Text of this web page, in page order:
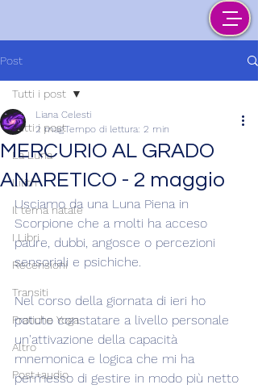
Post
Tutti i post
La Luna
Lilith
Il tema natale
I Libri
Recensioni
Transiti
Pratiche Yoga
Altro
Post+audio
Tutti i post
MERCURIO AL GRADO
ANARETICO - 2 maggio
Liana Celesti
2 magTempo di lettura: 2 min
Usciamo da una Luna Piena in
Scorpione che a molti ha acceso
paure, dubbi, angosce o percezioni
sensoriali e psichiche.
Nel corso della giornata di ieri ho
potuto constatare a livello personale
un'attivazione della capacità
mnemonica e logica che mi ha
permesso di gestire in modo più netto